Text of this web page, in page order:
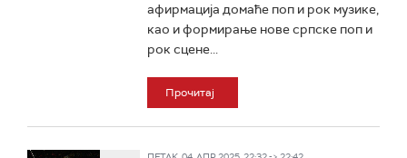
афирмација домаће поп и рок музике,
као и формирање нове српске поп и
рок сцене...
Прочитај